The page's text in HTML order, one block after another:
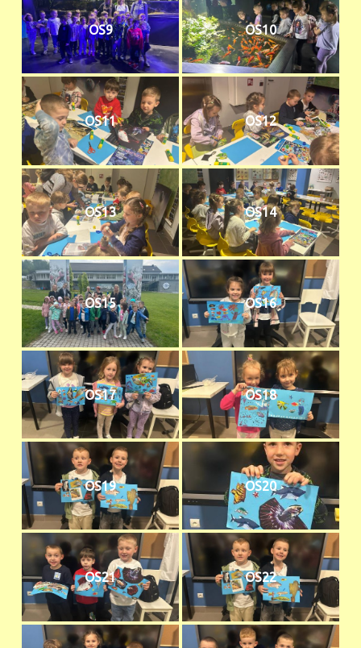
OS9 OS10
OS11 OS12
OS13 OS14
OS15 OS16
OS17 OS18
OS19 OS20
OS21 OS22